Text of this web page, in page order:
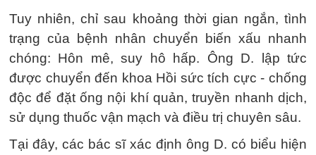
Tuy nhiên, chỉ sau khoảng thời gian ngắn, tình
trạng của bệnh nhân chuyển biến xấu nhanh
chóng: Hôn mê, suy hô hấp. Ông D. lập tức
được chuyển đến khoa Hồi sức tích cực - chống
độc để đặt ống nội khí quản, truyền nhanh dịch,
sử dụng thuốc vận mạch và điều trị chuyên sâu.
Tại đây, các bác sĩ xác định ông D. có biểu hiện